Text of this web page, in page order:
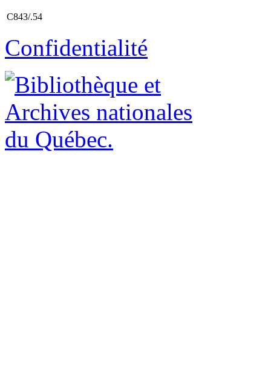
C843/.54
Confidentialité